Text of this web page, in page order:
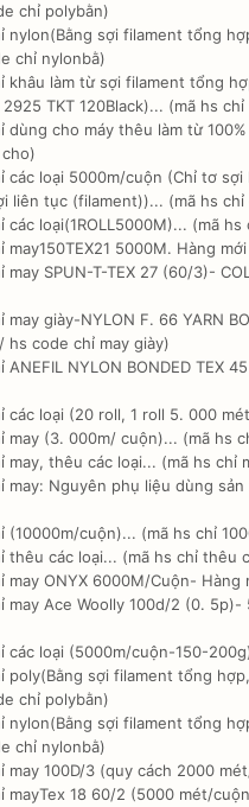
chỉ polybằn)
nylon(Bằng sợi filament tổng
chỉ nylonbằ)
khâu làm từ sợi filament tổng
TKT 120Black)... (mã hs
dùng cho máy thêu làm từ
các loại 5000m/cuộn (Chỉ tơ
liên tục (filament))... (mã hs
các loại(1ROLL5000M)... (mã
may150TEX21 5000M. Hàng
may SPUN-T-TEX 27 (60/3)-
giày-NYLON F. 66 YARN
hs code chỉ may giày)
ANEFIL NYLON BONDED
các loại (20 roll, 1 roll 5. 000
may (3. 000m/ cuộn)... (mã hs
may, thêu các loại... (mã hs
may: Nguyên phụ liệu dùng
(10000m/cuộn)... (mã hs chỉ
thêu các loại... (mã hs chỉ thêu
may ONYX 6000M/Cuộn-
may Ace Woolly 100d/2 (0.
các loại (5000m/cuộn-150-
poly(Bằng sợi filament tổng
chỉ polybằn)
nylon(Bằng sợi filament tổng
chỉ nylonbằ)
may 100D/3 (quy cách 2000
mayTex 18 60/2 (5000 mét/